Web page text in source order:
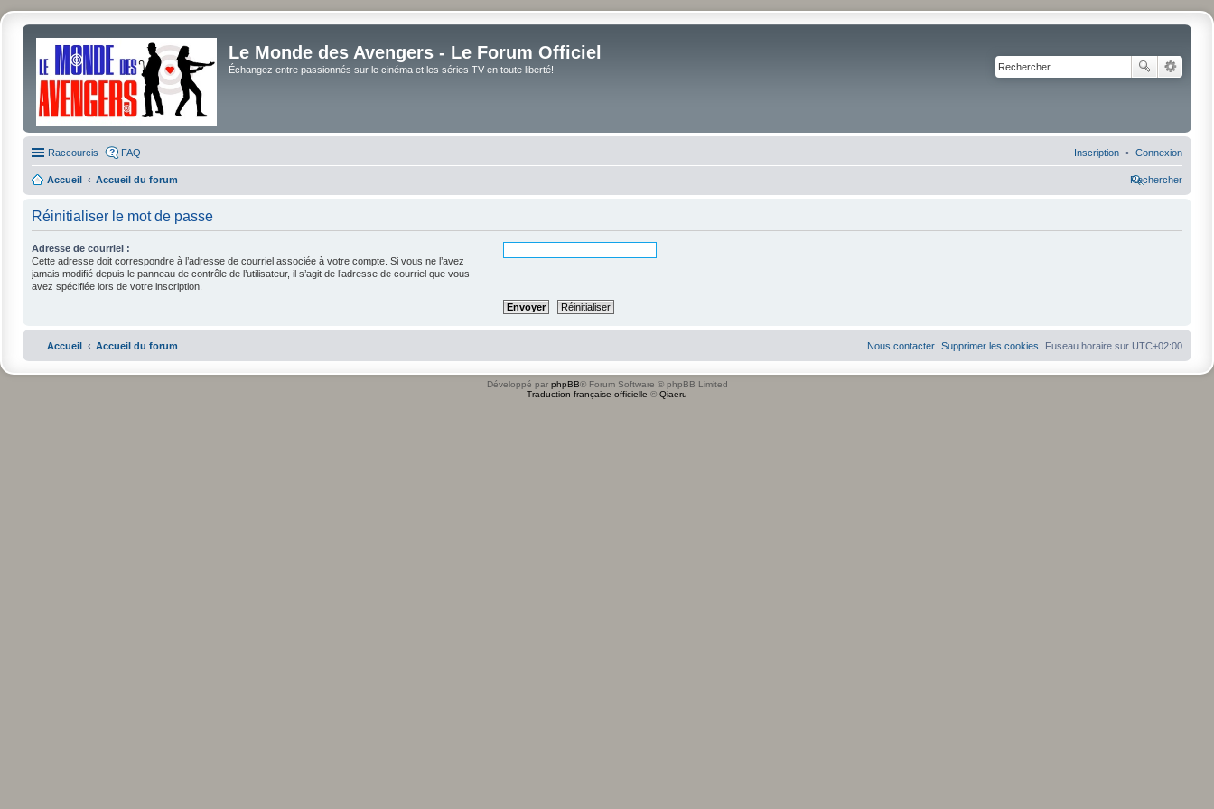
Le Monde des Avengers - Le Forum Officiel
Échangez entre passionnés sur le cinéma et les séries TV en toute liberté!
Raccourcis FAQ Connexion
Inscription
Accueil Accueil du forum Rechercher
Réinitialiser le mot de passe
Adresse de courriel :
Cette adresse doit correspondre à l’adresse de courriel associée à votre compte. Si vous ne l’avez
jamais modifié depuis le panneau de contrôle de l’utilisateur, il s’agit de l’adresse de courriel que vous
avez spécifiée lors de votre inscription.
Accueil Accueil du forum Fuseau horaire sur UTC+02:00
Supprimer les cookies
Nous contacter
Développé par phpBB® Forum Software © phpBB Limited
Traduction française officielle © Qiaeru